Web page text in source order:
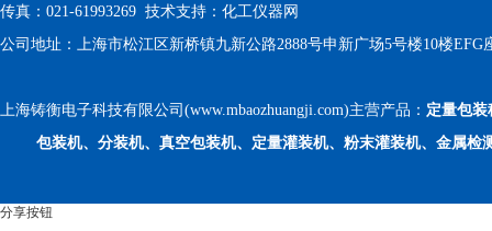
传真：021-61993269 技术支持： 化工仪器网
公司地址：上海市松江区新桥镇九新公路2888号申新广场5号楼10楼EFG
上海铸衡电子科技有限公司(www.mbaozhuangji.com)主营产品： 定量包装
包装机、分装机、真空包装机、定量灌装机、粉末灌装机、金属检
分享按钮